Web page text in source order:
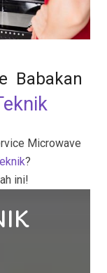
Babakan
Microwave
?
ini!